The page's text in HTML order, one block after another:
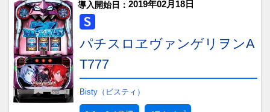
導入開始日： 2019年02月18日
パチスロヱヴァンゲリヲンA
T777
Bisty（ビスティ）